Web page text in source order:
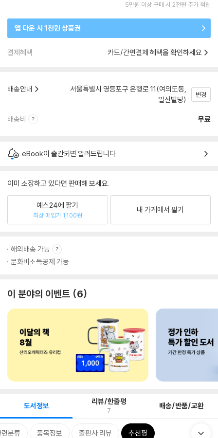
5만원 이상 구매 시 2천원 추가 적립
앱 다운 시 1천원 상품권
결제혜택 카드/간편결제 혜택을 확인하세요
배송안내
서울특별시 영등포구 은행로 11(여의도동,
일신빌딩)
변경
배송비 무료
eBook이 출간되면 알려드립니다.
이미 소장하고 있다면 판매해 보세요.
예스24에 팔기
최상 매입가 1,100원
내 가게에서 팔기
해외배송 가능
문화비소득공제 가능
이 분야의 이벤트 6
도서정보 리뷰/한줄평
7 배송/반품/교환
분류 품목정보 출판사 리뷰 추천평